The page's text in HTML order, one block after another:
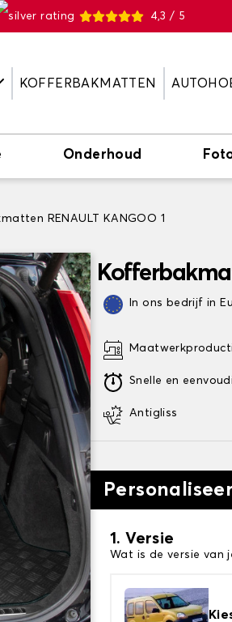
4,3 / 5
KOFFERBAKMATTEN
Onderhoud
RENAULT KANGOO 1
In ons bedrijf in
Snelle en
Antigliss
1. Versie
Wat is de versie van